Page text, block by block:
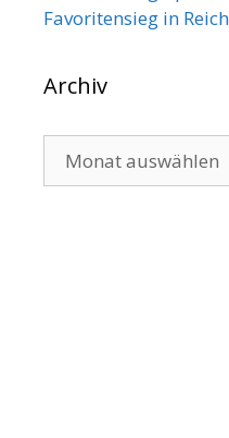
Favoritensieg in
Archiv